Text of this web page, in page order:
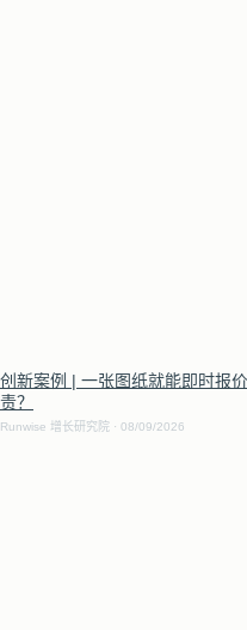
创新案例 | 一张图纸就能即时报
责？
Runwise 增长研究院 08/09/2026